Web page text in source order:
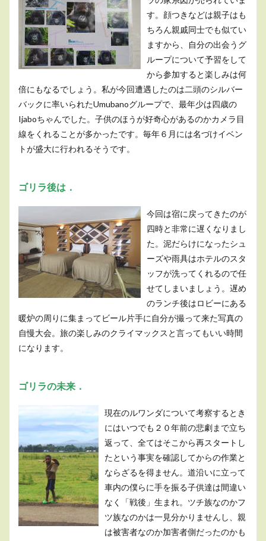
す。顔つきなどは親子はも
ちろん親戚同士でも似てい
ますから、自分の出会うグ
ループについて予習をして
から参加すると楽しみは何
倍にもなるでしょう。私が今回遭遇したのは二頭のシルバー
バックに率いられたUmubanoグループで、最年少は四歳の
Ijaboちゃんでした。子供のほうが好奇心があるのかカメラ目
線をくれることが多かったです。毎年６月には名づけイベン
トが盛大に行われるそうです。
ゴリラ後は．
今回は宿に戻ってきたのが
四時と非常に遅くなりまし
た。泥だらけになったシュ
ーズや雨具はホテルのスタ
ッフが洗ってくれるので任
せてしまいましょう。遅め
のランチ後はロビーにある
暖炉の周りに集まってビール片手に自分が撮って来た写真の
自慢大会。旅の楽しみのクライマックスと言ってもいい時間
になります。
ゴリラの未来．
現在のルワンダについて考察するとき
にはいつでも２０年前の悲劇まで立ち
返って、全てはそこから再スタートし
たという事実を確認してからの作業と
ならざるを得ません。道沿いに立って
車内の僕らに手を振る子供達は間違い
なく「戦後」生まれ。ツチ族なのかフ
ツ族なのかは一見分かりませんし、親
は被害者なのか加害者側だったのかも